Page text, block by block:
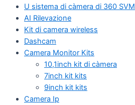
U sistema di càmera di 360 SVM
AI Rilevazione
Kit di camera wireless
Dashcam
Camera Monitor Kits
10,1inch kit di càmera
7inch kit kits
9inch kit kits
Camera Ip